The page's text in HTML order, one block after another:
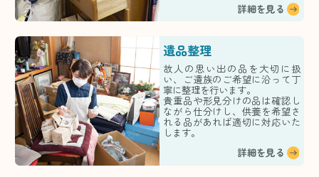
詳細を見る
遺品整理
故人の思い出の品を大切に扱
い、ご遺族のご希望に沿って丁
寧に整理を行います。
貴重品や形見分けの品は確認し
ながら仕分けし、供養を希望さ
れる品があれば適切に対応いた
します。
詳細を見る